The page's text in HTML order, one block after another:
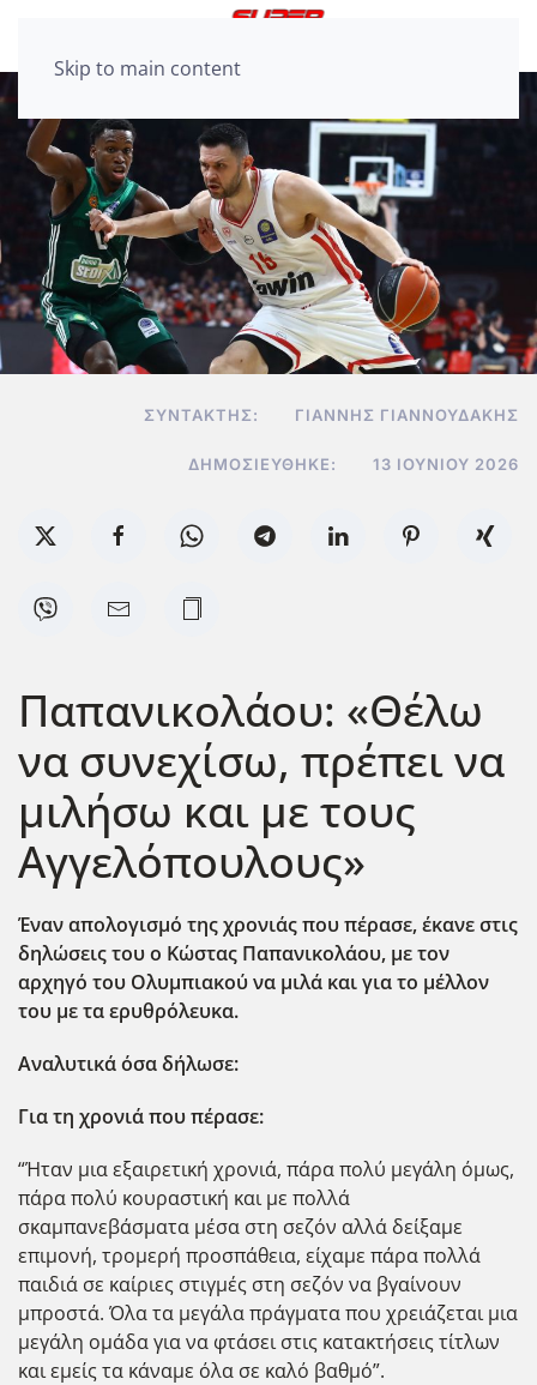
Skip to main content
ΣΥΝΤΆΚΤΗΣ: ΓΙΆΝΝΗΣ ΓΙΑΝΝΟΥΔΆΚΗΣ
ΔΗΜΟΣΙΕΎΘΗΚΕ: 13 ΙΟΥΝΊΟΥ 2026
Παπανικολάου: «Θέλω
να συνεχίσω, πρέπει να
μιλήσω και με τους
Αγγελόπουλους»
Έναν απολογισμό της χρονιάς που πέρασε, έκανε στις
δηλώσεις του ο Κώστας Παπανικολάου, με τον
αρχηγό του Ολυμπιακού να μιλά και για το μέλλον
του με τα ερυθρόλευκα.
Αναλυτικά όσα δήλωσε:
Για τη χρονιά που πέρασε:
“Ήταν μια εξαιρετική χρονιά, πάρα πολύ μεγάλη όμως,
πάρα πολύ κουραστική και με πολλά
σκαμπανεβάσματα μέσα στη σεζόν αλλά δείξαμε
επιμονή, τρομερή προσπάθεια, είχαμε πάρα πολλά
παιδιά σε καίριες στιγμές στη σεζόν να βγαίνουν
μπροστά. Όλα τα μεγάλα πράγματα που χρειάζεται μια
μεγάλη ομάδα για να φτάσει στις κατακτήσεις τίτλων
και εμείς τα κάναμε όλα σε καλό βαθμό”.